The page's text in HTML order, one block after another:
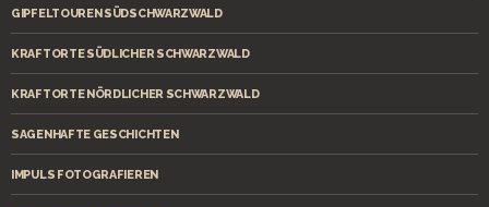
GIPFELTOUREN SÜDSCHWARZWALD
KRAFTORTE SÜDLICHER SCHWARZWALD
KRAFTORTE NÖRDLICHER SCHWARZWALD
SAGENHAFTE GESCHICHTEN
IMPULS FOTOGRAFIEREN